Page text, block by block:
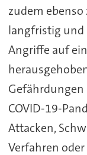
zudem
langfristig
Angriffe auf
Gefährdungen
COVID-19-
Attacken,
Verfahren